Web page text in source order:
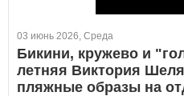
03 июнь 2026, Среда
Бикини, кружево и
летняя Виктория
пляжные образы на